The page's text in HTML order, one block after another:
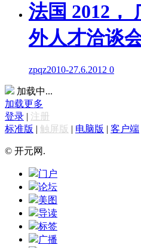
法国 2012，
外人才洽谈
zpqz2010-27.6.2012 0
加载中...
加载更多
登录 | 注册
标准版 | 触屏版 | 电脑版 | 客户端
© 开元网.
门户
论坛
美图
导读
标签
广播